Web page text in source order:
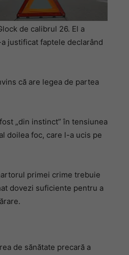
de calibrul 26. El a
justificat faptele declarând
că are legea de partea
„din instinct” în tensiunea
doilea foc, care l-a ucis pe
primei crime trebuie
dovezi suficiente pentru a
de sănătate precară a